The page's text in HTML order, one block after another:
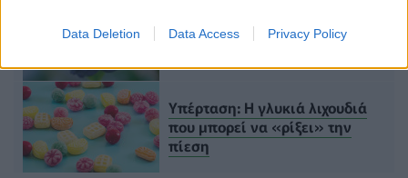
Data Deletion Data Access Privacy Policy
αρτηριακή πίεση – Ποια είναι η
Υπέρταση: Η γλυκιά λιχουδιά
που μπορεί να «ρίξει» την
πίεση